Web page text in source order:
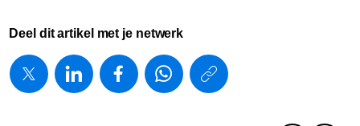
Deel dit artikel met je netwerk
https://